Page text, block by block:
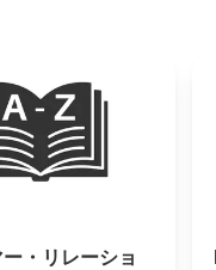
・リレーショ